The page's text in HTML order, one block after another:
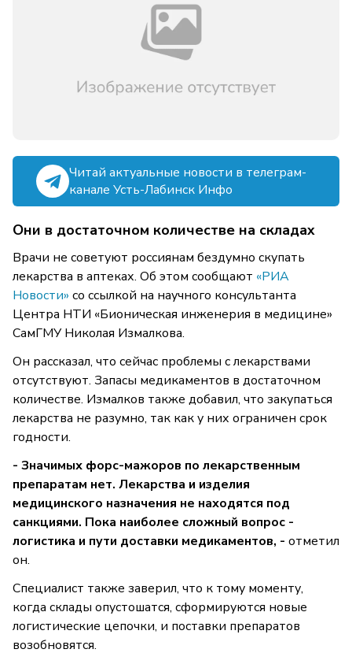
Читай актуальные новости в телеграм-
канале Усть-Лабинск Инфо
Они в достаточном количестве на складах
Врачи не советуют россиянам бездумно скупать
лекарства в аптеках. Об этом сообщают «РИА
Новости» со ссылкой на научного консультанта
Центра НТИ «Бионическая инженерия в медицине»
СамГМУ Николая Измалкова.
Он рассказал, что сейчас проблемы с лекарствами
отсутствуют. Запасы медикаментов в достаточном
количестве. Измалков также добавил, что закупаться
лекарства не разумно, так как у них ограничен срок
годности.
- Значимых форс-мажоров по лекарственным
препаратам нет. Лекарства и изделия
медицинского назначения не находятся под
санкциями. Пока наиболее сложный вопрос -
логистика и пути доставки медикаментов, - отметил
он.
Специалист также заверил, что к тому моменту,
когда склады опустошатся, сформируются новые
логистические цепочки, и поставки препаратов
возобновятся.